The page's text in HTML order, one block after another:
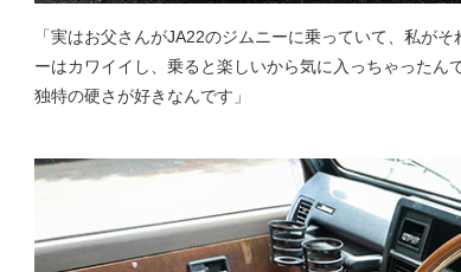
「実はお父さんがJA22のジムニーに乗っていて、私が
ーはカワイイし、乗ると楽しいから気に入っちゃったん
独特の硬さが好きなんです」